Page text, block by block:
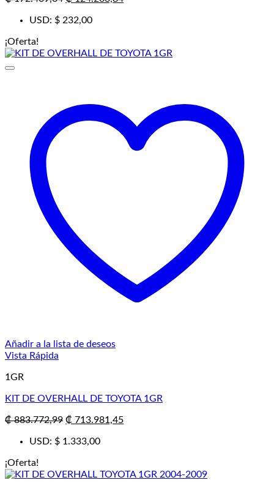
original
USD: $ 232,00
¡Oferta!
Añadir a la lista de deseos
Vista Rápida
1GR
KIT DE OVERHALL DE TOYOTA 1GR
₡883.772,99 El
original
₡ 713.981,45El
USD: $ 1.333,00
¡Oferta!